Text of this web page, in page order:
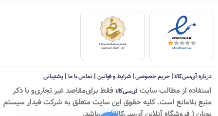
درباره آی‌سی‌کالا|حریم خصوصی|شرایط و قوانین | تماس با ما| پشتیبانی
استفاده از مطالب سايت آی‌سی‌کالا فقط برای‌مقاصد غیر تجاری‌و با ذکر
منبع بلامانع است. کليه حقوق اين سايت متعلق به شرکت فیدار سیستم